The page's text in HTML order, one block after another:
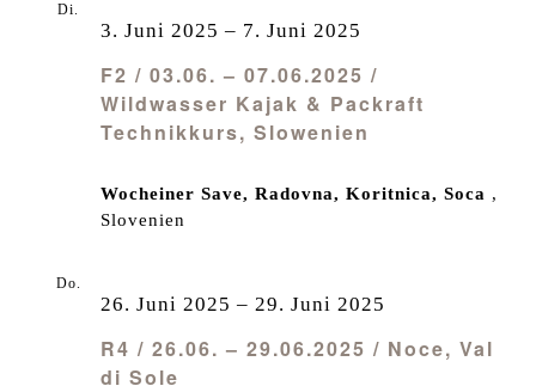
Di.
F2 / 03.06. – 07.06.2025 /
Wildwasser Kajak & Packraft
Technikkurs, Slowenien
3. Juni 2025 – 7. Juni 2025
Wocheiner Save, Radovna, Koritnica, Soca ,
Slovenien
Do.
R4 / 26.06. – 29.06.2025 / Noce, Val
di Sole
26. Juni 2025 – 29. Juni 2025